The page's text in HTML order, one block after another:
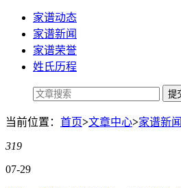
家谱动态
家谱新闻
家谱荣誉
姓氏历程
当前位置： 首页>文章中心>家谱新闻
319
07-29